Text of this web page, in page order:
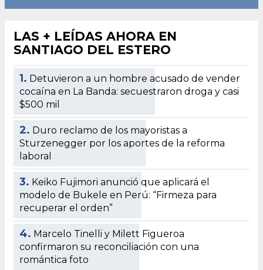
LAS + LEÍDAS AHORA EN
SANTIAGO DEL ESTERO
1. Detuvieron a un hombre acusado de vender
cocaína en La Banda: secuestraron droga y casi
$500 mil
2. Duro reclamo de los mayoristas a
Sturzenegger por los aportes de la reforma
laboral
3. Keiko Fujimori anunció que aplicará el
modelo de Bukele en Perú: “Firmeza para
recuperar el orden”
4. Marcelo Tinelli y Milett Figueroa
confirmaron su reconciliación con una
romántica foto